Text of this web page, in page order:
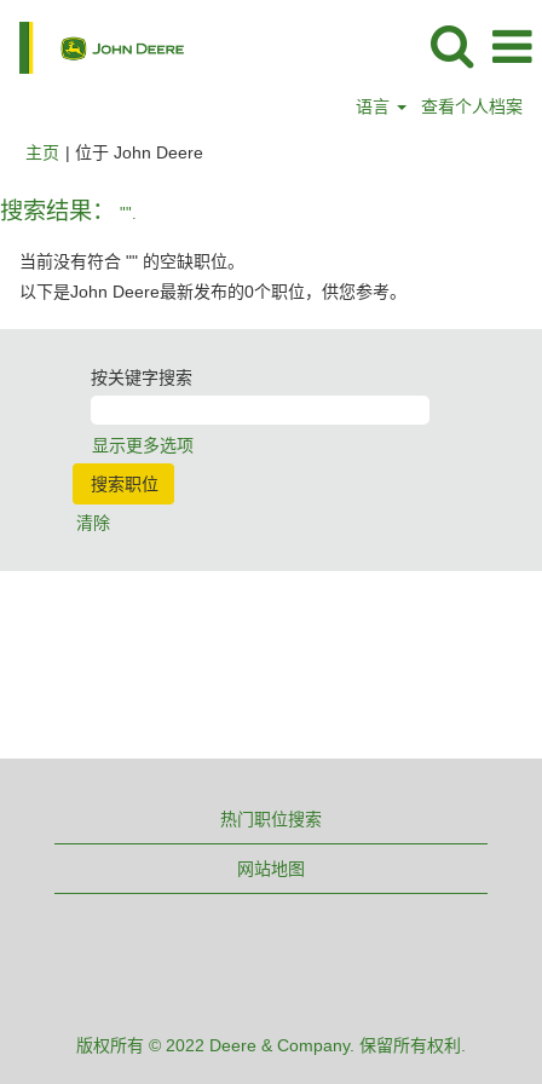
语言 查看个人档案
主页 | 位于 John Deere（当
搜索结果： "".
当前没有符合 "" 的空缺职位。
以下是John Deere最新发布的0个职位，供您参考。
按关键字搜索
显示更多选项
清除
热门职位搜索
网站地图
版权所有 © 2022 Deere & Company. 保留所有权利.